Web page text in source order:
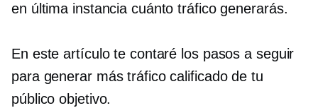
en última instancia cuánto tráfico generarás.
En este artículo te contaré los pasos a seguir
para generar más tráfico calificado de tu
público objetivo.